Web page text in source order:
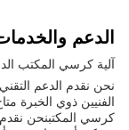
الدعم
آلية كرسي المكتب
نحن نقدم الدعم
الفنيين ذوي الخبرة
كرسي المكتبنحن